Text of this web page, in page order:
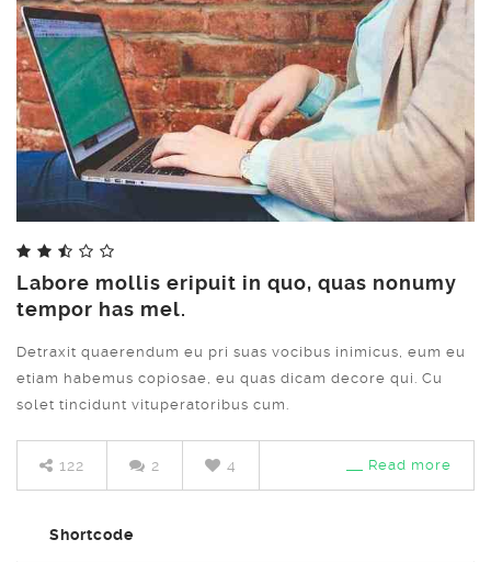
Share
Labore mollis eripuit in quo, quas nonumy
tempor has mel.
Detraxit quaerendum eu pri suas vocibus inimicus, eum eu
etiam habemus copiosae, eu quas dicam decore qui. Cu
solet tincidunt vituperatoribus cum.
122 2 4 Read more
Shortcode